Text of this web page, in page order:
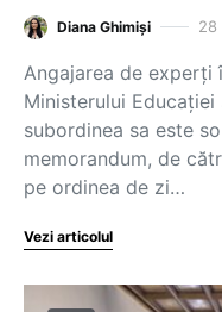
Diana Ghimiși 28
Angajarea de experți
Ministerului
subordinea sa este
memorandum, de
pe ordinea de zi…
Vezi articolul